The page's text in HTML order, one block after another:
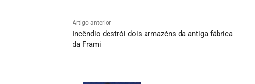
Artigo anterior
Incêndio destrói dois armazéns da antiga fábrica
da Frami